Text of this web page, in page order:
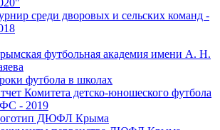
среди дворовых и сельских команд -
футбольная академия имени А. Н.
футбола в школах
Комитета детско-юношеского футбола
- 2019
ДЮФЛ Крыма